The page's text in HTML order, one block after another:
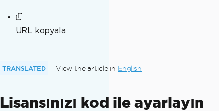
URL kopyala
TRANSLATED View the article in English
Lisansınızı kod ile ayarlayın